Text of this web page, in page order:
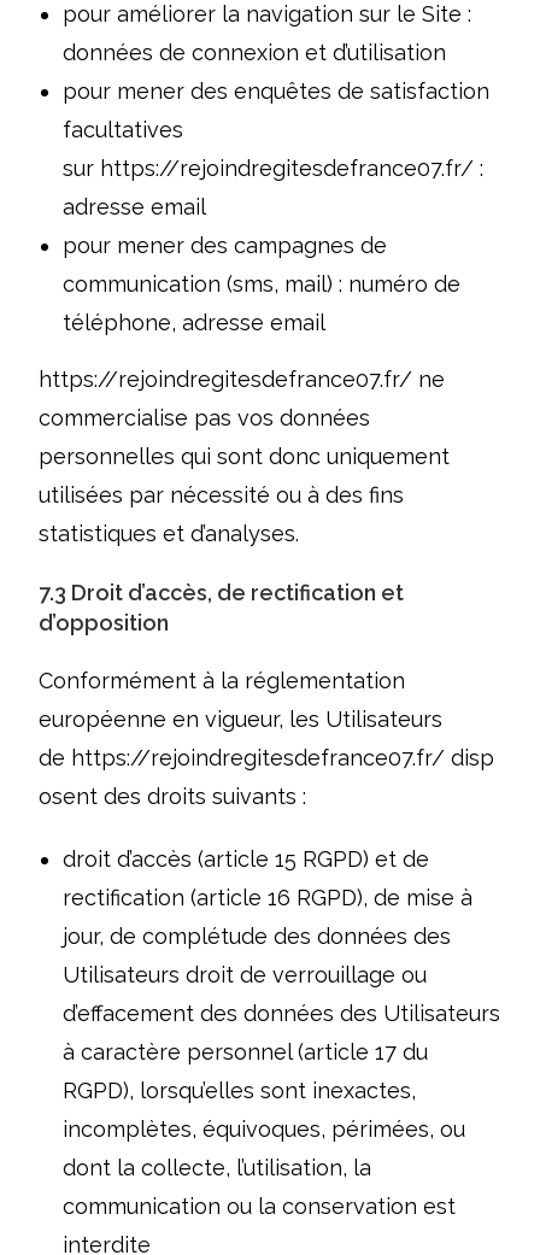
pour améliorer la navigation sur le Site :
données de connexion et d’utilisation
pour mener des enquêtes de satisfaction
facultatives
sur https://rejoindregitesdefrance07.fr/ :
adresse email
pour mener des campagnes de
communication (sms, mail) : numéro de
téléphone, adresse email
https://rejoindregitesdefrance07.fr/ ne
commercialise pas vos données
personnelles qui sont donc uniquement
utilisées par nécessité ou à des fins
statistiques et d’analyses.
7.3 Droit d’accès, de rectification et
d’opposition
Conformément à la réglementation
européenne en vigueur, les Utilisateurs
de https://rejoindregitesdefrance07.fr/ disp
osent des droits suivants :
droit d’accès (article 15 RGPD) et de
rectification (article 16 RGPD), de mise à
jour, de complétude des données des
Utilisateurs droit de verrouillage ou
d’effacement des données des Utilisateurs
à caractère personnel (article 17 du
RGPD), lorsqu’elles sont inexactes,
incomplètes, équivoques, périmées, ou
dont la collecte, l’utilisation, la
communication ou la conservation est
interdite